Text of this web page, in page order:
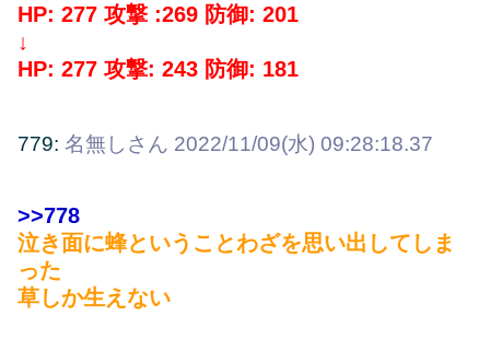
HP: 277 攻撃 :269 防御: 201
↓
HP: 277 攻撃: 243 防御: 181
779: 名無しさん 2022/11/09(水) 09:28:18.37
>>778
泣き面に蜂ということわざを思い出してしま
った
草しか生えない